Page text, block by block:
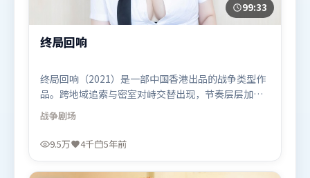
99:33
终局回响
终局回响（2021）是一部中国香港出品的战争类型作
品。跨地域追索与密室对峙交替出现，节奏层层加
码，张力持续上扬。人物关系网复杂却不凌乱，每场
对手戏都推动信息增量。由朴赞郁执导，张译、吴
京、沈腾，宋康昊、白宇等联袂出演。影片于2021年
战争题材的观众观看。
战争剧场
9.5万 4千 5年前